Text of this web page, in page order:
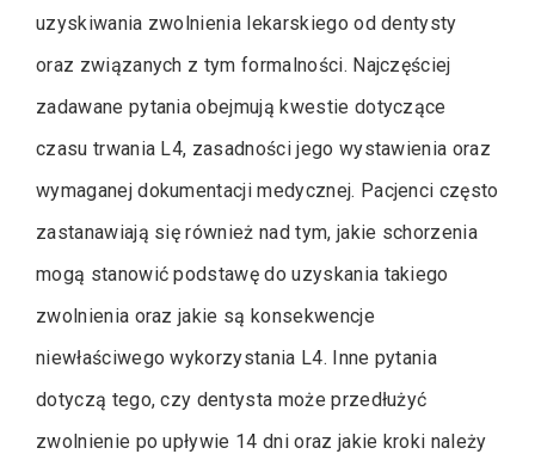
uzyskiwania zwolnienia lekarskiego od dentysty
oraz związanych z tym formalności. Najczęściej
zadawane pytania obejmują kwestie dotyczące
czasu trwania L4, zasadności jego wystawienia oraz
wymaganej dokumentacji medycznej. Pacjenci często
zastanawiają się również nad tym, jakie schorzenia
mogą stanowić podstawę do uzyskania takiego
zwolnienia oraz jakie są konsekwencje
niewłaściwego wykorzystania L4. Inne pytania
dotyczą tego, czy dentysta może przedłużyć
zwolnienie po upływie 14 dni oraz jakie kroki należy